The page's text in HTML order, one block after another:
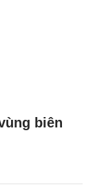
biên